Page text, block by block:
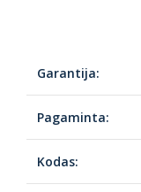
Garantija:
Pagaminta:
Kodas: